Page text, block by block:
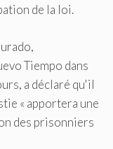
de la loi.
Tiempo dans
a déclaré qu'il
« apportera une
des prisonniers